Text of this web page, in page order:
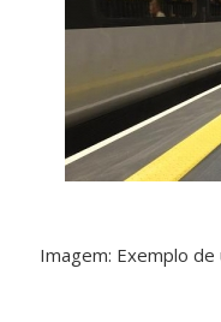
Imagem: Exemplo